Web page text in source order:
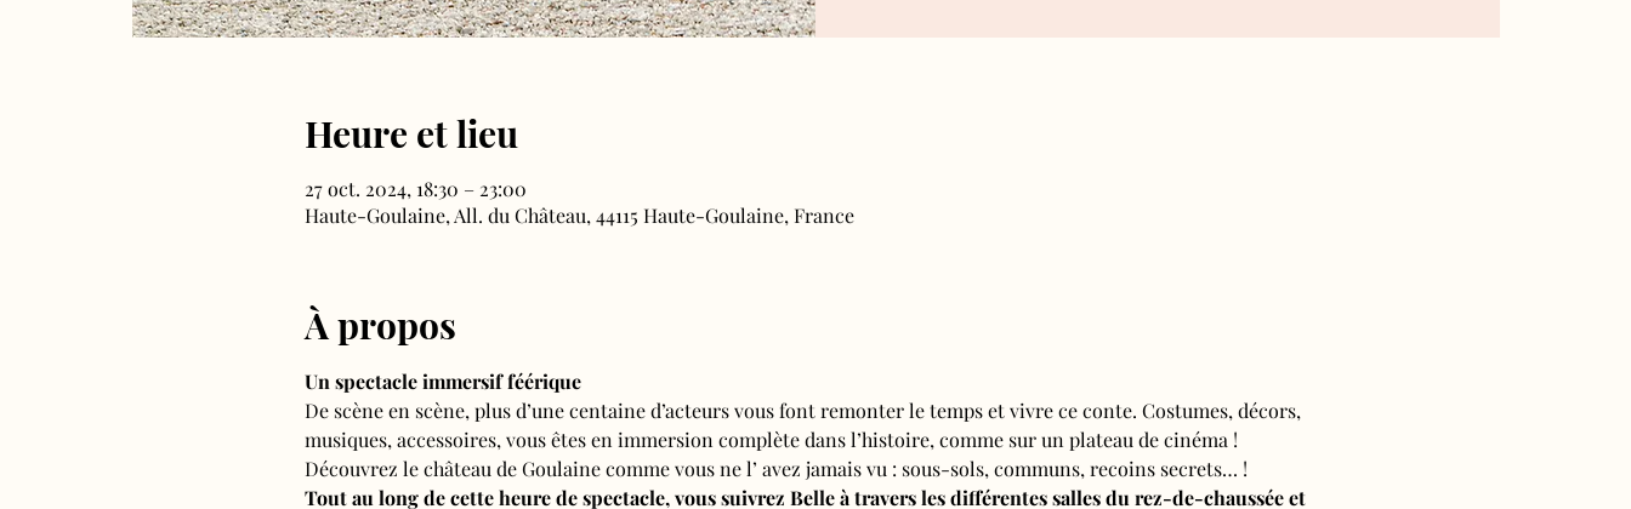
Heure et lieu
27 oct. 2024, 18:30 – 23:00
Haute-Goulaine, All. du Château, 44115 Haute-Goulaine, France
À propos
Un spectacle immersif féérique
De scène en scène, plus d’une centaine d’acteurs vous font remonter le temps et vivre ce conte. Costumes, décors,
musiques, accessoires, vous êtes en immersion complète dans l’histoire, comme sur un plateau de cinéma !
Découvrez le château de Goulaine comme vous ne l’ avez jamais vu : sous-sols, communs, recoins secrets… !
Tout au long de cette heure de spectacle, vous suivrez Belle à travers les différentes salles du rez-de-chaussée et